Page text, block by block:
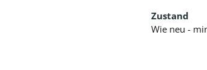
Zustand
Wie neu -